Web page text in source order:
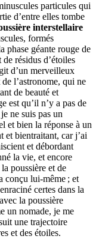
particules qui
d’entre elles tombe
interstellaire
formés
phase géante rouge de
résidus d’étoiles
d’un merveilleux
l’astronome, qui ne
de beauté et
est qu’il n’y a pas de
ne suis pas un
et bien la réponse à un
et bientraitant, car j’ai
et débordant
la vie, et encore
poussière et de
conçu lui-même ; et
certes dans la
la poussière
un nomade, je me
une trajectoire
et des étoiles.